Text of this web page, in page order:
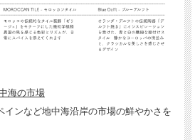
海の市場
インなど地中海沿岸の市場の鮮やかさを